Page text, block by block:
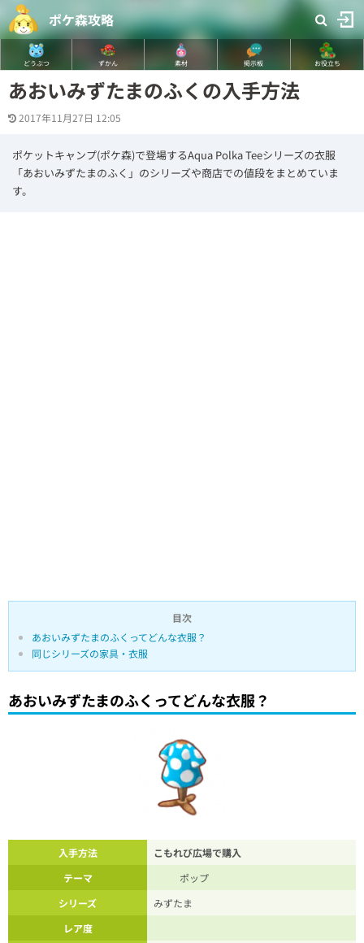
ポケ森攻略
どうぶつ ずかん 素材 掲示板 お役立ち
あおいみずたまのふくの入手方法
2017年11月27日 12:05
ポケットキャンプ(ポケ森)で登場するAqua Polka Teeシリーズの衣服
「あおいみずたまのふく」のシリーズや商店での値段をまとめていま
す。
目次
あおいみずたまのふくってどんな衣服？
同じシリーズの家具・衣服
あおいみずたまのふくってどんな衣服？
入手方法
こもれび広場で購入
テーマ
ポップ
シリーズ
みずたま
レア度